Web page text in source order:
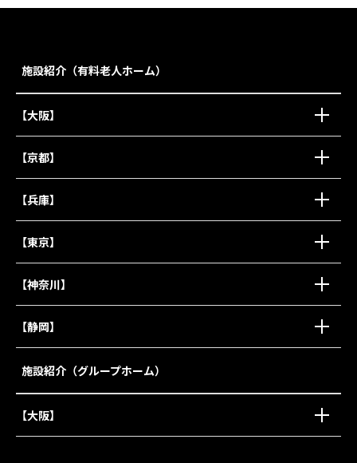
施設紹介（有料老人ホーム）
【大阪】
【京都】
【兵庫】
【東京】
【神奈川】
【静岡】
施設紹介（グループホーム）
【大阪】